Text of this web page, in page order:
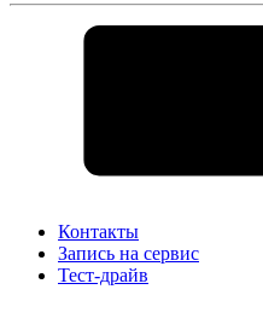
Контакты
Запись на сервис
Тест-драйв